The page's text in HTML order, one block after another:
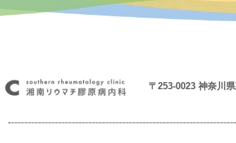
〒253-0023 神奈川